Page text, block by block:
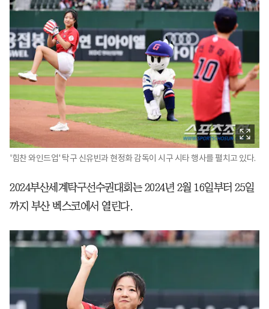
'힘찬 와인드업' 탁구 신유빈과 현정화 감독이 시구 시타 행사를 펼치고 있다.
2024부산세계탁구선수권대회는 2024년 2월 16일부터 25일
까지 부산 벡스코에서 열린다.